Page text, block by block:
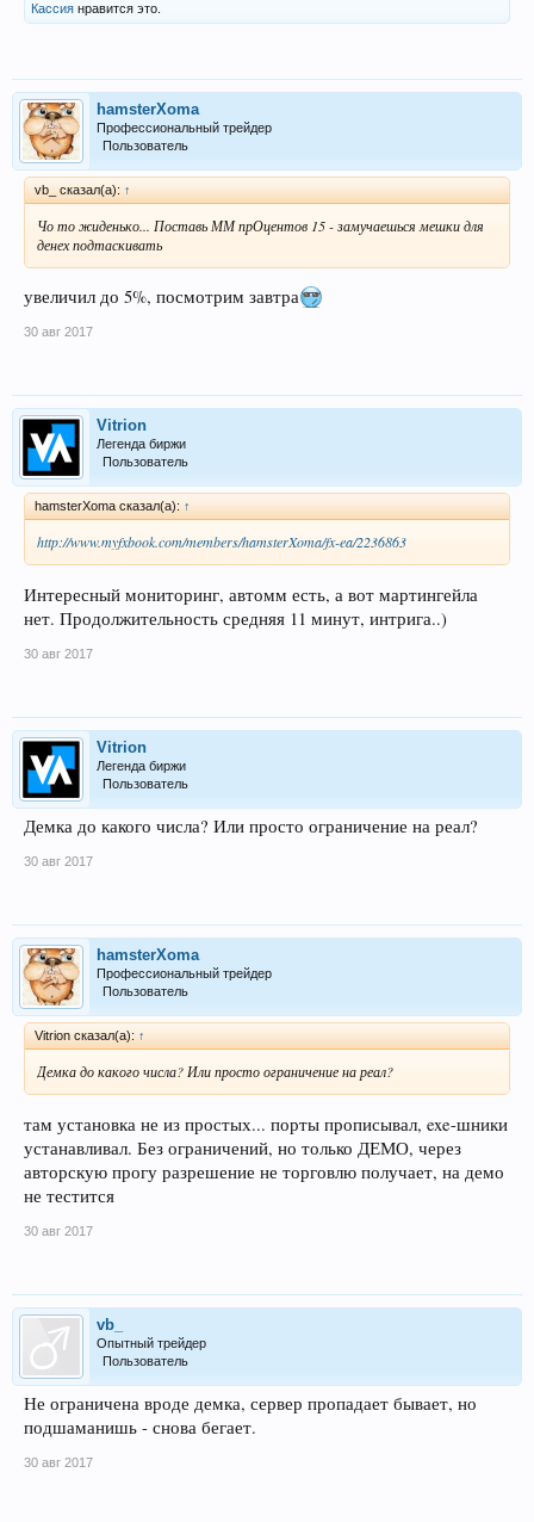
Кассия нравится это.
hamsterXoma
Профессиональный трейдер
Пользователь
vb_ сказал(а): ↑
Чо то жиденько... Поставь ММ прОцентов 15 - замучаешься мешки для
денех подтаскивать
увеличил до 5%, посмотрим завтра
30 авг 2017
Vitrion
Легенда биржи
Пользователь
hamsterXoma сказал(а): ↑
http://www.myfxbook.com/members/hamsterXoma/fx-ea/2236863
Интересный мониторинг, автомм есть, а вот мартингейла
нет. Продолжительность средняя 11 минут, интрига..)
30 авг 2017
Vitrion
Легенда биржи
Пользователь
Демка до какого числа? Или просто ограничение на реал?
30 авг 2017
hamsterXoma
Профессиональный трейдер
Пользователь
Vitrion сказал(а): ↑
Демка до какого числа? Или просто ограничение на реал?
там установка не из простых... порты прописывал, exe-шники
устанавливал. Без ограничений, но только ДЕМО, через
авторскую прогу разрешение не торговлю получает, на демо
не тестится
30 авг 2017
vb_
Опытный трейдер
Пользователь
Не ограничена вроде демка, сервер пропадает бывает, но
подшаманишь - снова бегает.
30 авг 2017